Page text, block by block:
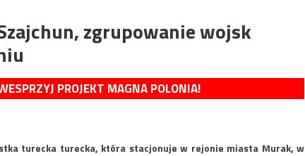
zgrupowanie wojsk
PROJEKT MAGNA POLONIA!
turecka turecka, która stacjonuje w rejonie miasta Murak, w